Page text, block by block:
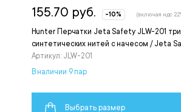
Hunter Перчатки Jeta Safety JLW-201
синтетических нитей с начесом / Jeta
Артикул: JLW-201
155.70 руб. -10% (включая ндс
В наличии 9 пар
Выбрать размер